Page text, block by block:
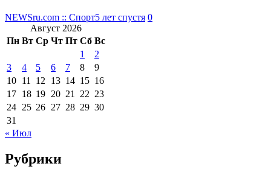
NEWSru.com :: Спорт5 лет спустя 0
Август 2026
Пн Вт Ср Чт Пт Сб Вс
1
2
3
4 5 6 7 8
9
10 11 12 13 14 15 16
17 18 19 20 21 22 23
24 25 26 27 28 29 30
31
« Июл
Рубрики